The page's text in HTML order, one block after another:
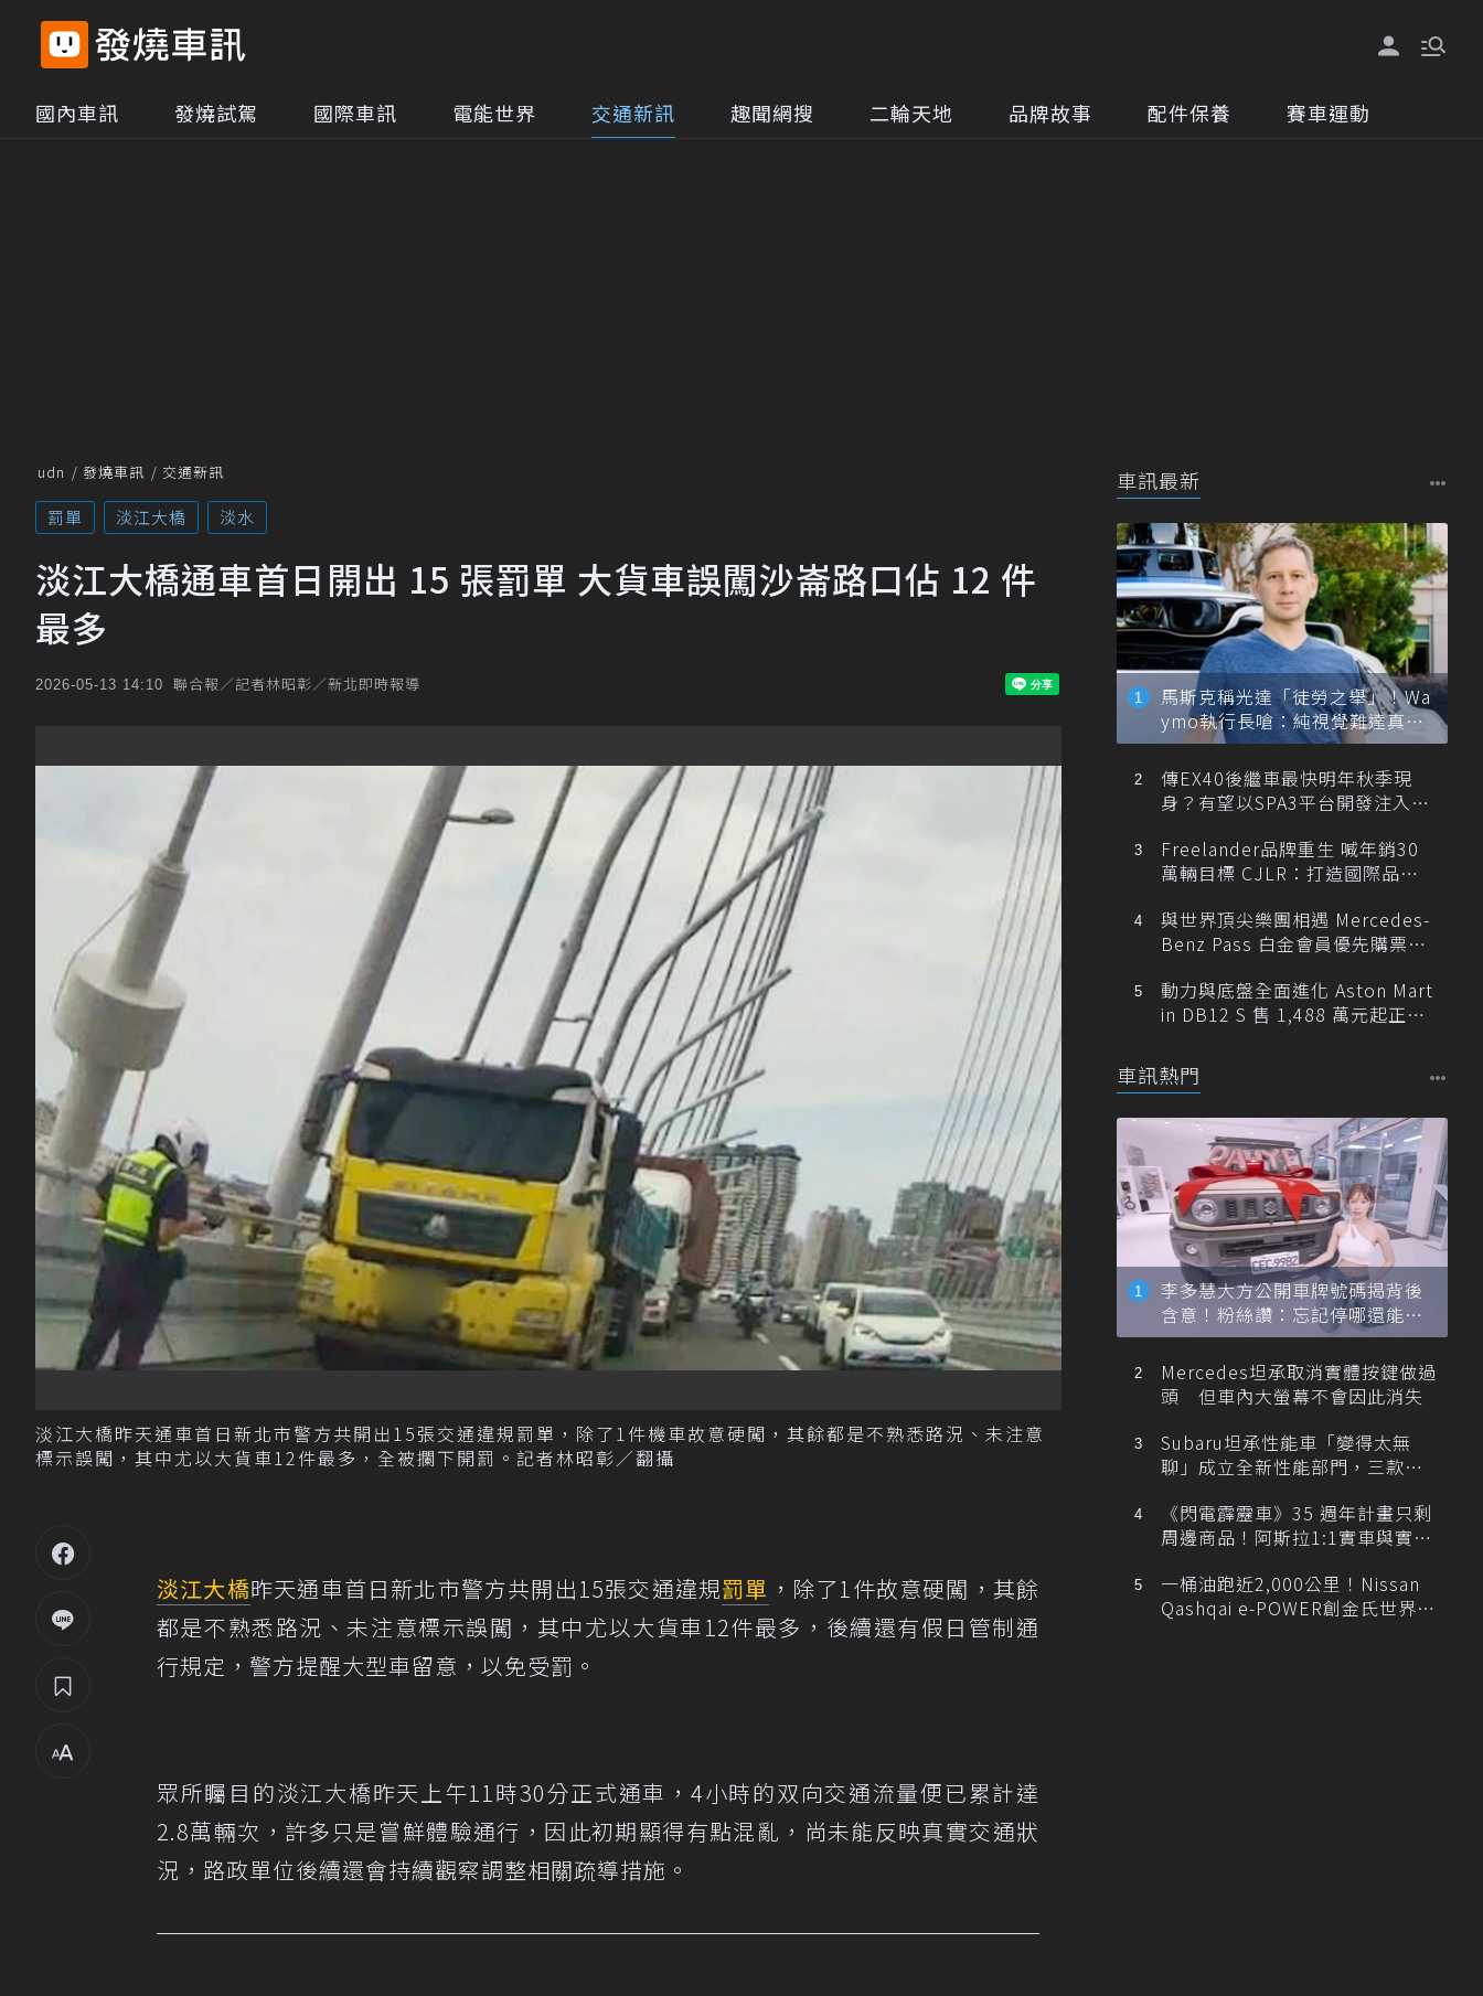
國內車訊 發燒試駕 國際車訊 電能世界 交通新訊 趣聞網搜 二輪天地 品牌故事 配件保養 賽車運動
udn 發燒車訊 交通新訊
罰單 淡江大橋 淡水
淡江大橋通車首日開出 15 張罰單 大貨車誤闖沙崙路口佔 12 件
最多
2026-05-13 14:10 聯合報／記者林昭彰／新北即時報導
淡江大橋昨天通車首日新北市警方共開出15張交通違規罰單，除了1件機車故意硬闖，其餘都是不熟悉路況、未注意
標示誤闖，其中尤以大貨車12件最多，全被攔下開罰。記者林昭彰／翻攝
淡江大橋昨天通車首日新北市警方共開出15張交通違規罰單 ，除了1件故意硬闖，其餘
都是不熟悉路況、未注意標示誤闖，其中尤以大貨車12件最多，後續還有假日管制通
行規定，警方提醒大型車留意，以免受罰。
眾所矚目的淡江大橋昨天上午11時30分正式通車，4小時的双向交通流量便已累計達
2.8萬輛次，許多只是嘗鮮體驗通行，因此初期顯得有點混亂，尚未能反映真實交通狀
況，路政單位後續還會持續觀察調整相關疏導措施。
車訊最新
馬斯克稱光達「徒勞之舉」！Wa
ymo執行長嗆：純視覺難達真正
自動駕駛
傳EX40後繼車最快明年秋季現
身？有望以SPA3平台開發注入80
Freelander品牌重生 喊年銷30
萬輛目標 CJLR：打造國際品牌
與世界頂尖樂團相遇 Mercedes-
Benz Pass 白金會員優先購票維
動力與底盤全面進化 Aston Mart
in DB12 S 售 1,488 萬元起正式
車訊熱門
李多慧大方公開車牌號碼揭背後
含意！粉絲讚：忘記停哪還能幫
忙找車
Mercedes坦承取消實體按鍵做過
頭 但車內大螢幕不會因此消失
Subaru坦承性能車「變得太無
聊」成立全新性能部門，三款手
《閃電霹靂車》35 週年計畫只剩
周邊商品！阿斯拉1:1實車與實體
一桶油跑近2,000公里！Nissan
Qashqai e-POWER創金氏世界紀